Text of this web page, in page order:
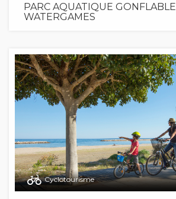
PARC AQUATIQUE GONFLABLE
WATERGAMES
Cyclotourisme